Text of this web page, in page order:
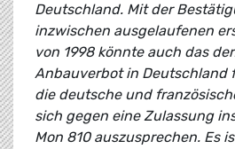
Deutschland. Mit der
inzwischen ausgelaufenen
von 1998 könnte auch das
Anbauverbot in Deutschland
die deutsche und
sich gegen eine Zulassung
Mon 810 auszusprechen. Es